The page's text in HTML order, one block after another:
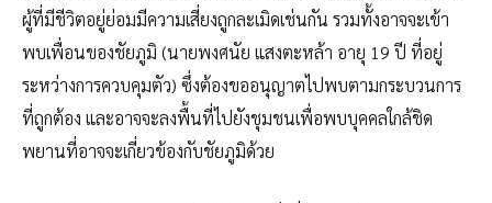
ผู้ที่มีชีวิตอยู่ย่อมมีความเสี่ยงถูกละเมิดเช่นกัน รวมทั้งอาจจะเข้า
พบเพื่อนของชัยภูมิ (นายพงศนัย แสงตะหล้า อายุ 19 ปี ที่อยู่
ระหว่างการควบคุมตัว) ซึ่งต้องขออนุญาตไปพบตามกระบวนการ
ที่ถูกต้อง และอาจจะลงพื้นที่ไปยังชุมชนเพื่อพบบุคคลใกล้ชิด
พยานที่อาจจะเกี่ยวข้องกับชัยภูมิด้วย